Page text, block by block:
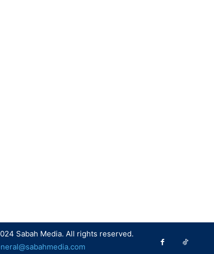
Sabah Media. All rights reserved.